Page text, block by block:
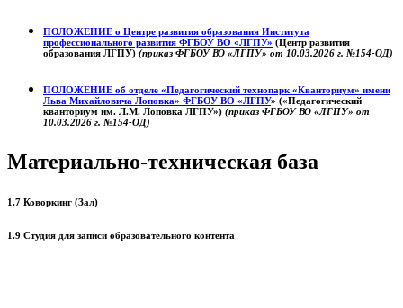
ПОЛОЖЕНИЕ о Центре развития образования Института
профессионального развития ФГБОУ ВО «ЛГПУ» (Центр развития
образования ЛГПУ) (приказ ФГБОУ ВО «ЛГПУ» от 10.03.2026 г. №154-ОД)
ПОЛОЖЕНИЕ об отделе «Педагогический технопарк «Кванториум» имени
Льва Михайловича Лоповка» ФГБОУ ВО «ЛГПУ» («Педагогический
кванториум им. Л.М. Лоповка ЛГПУ») (приказ ФГБОУ ВО «ЛГПУ» от
10.03.2026 г. №154-ОД)
Материально-техническая база
1.7 Коворкинг (Зал)
1.9 Студия для записи образовательного контента